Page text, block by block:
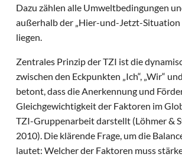
Dazu zählen alle Umweltbedingungen
außerhalb der „Hier-und-Jetzt-Situation
liegen.
Zentrales Prinzip der TZI ist die
zwischen den Eckpunkten „Ich“, „Wir“
betont, dass die Anerkennung und
Gleichgewichtigkeit der Faktoren im
TZI-Gruppenarbeit darstellt (Löhmer &
2010). Die klärende Frage, um die
lautet: Welcher der Faktoren muss